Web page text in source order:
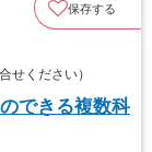
保存する
ください）
できる複数科